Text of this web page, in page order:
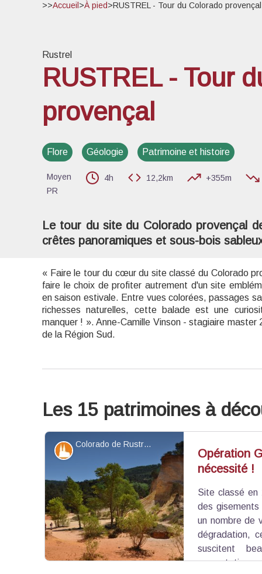
>>Accueil >À pied>RUSTREL - Tour du Colorado provençal
Rustrel
RUSTREL - Tour
provençal
Flore Géologie Patrimoine et histoire
Moyen 4h 12,2km +355m
PR
Le tour du site du Colorado provençal
crêtes panoramiques et sous-bois
« Faire le tour du cœur du site classé du Colorado
faire le choix de profiter autrement d'un site
en saison estivale. Entre vues colorées, passages
richesses naturelles, cette balade est une
manquer ! ». Anne-Camille Vinson - stagiaire master
de la Région Sud.
Les 15 patrimoines à
Colorado de Rustrel - ©Daniel Grenouilleau
Patrimoine et histoire
Opération
nécessité !
Site classé en
des gisements
un nombre de
dégradation,
suscitent
concertation